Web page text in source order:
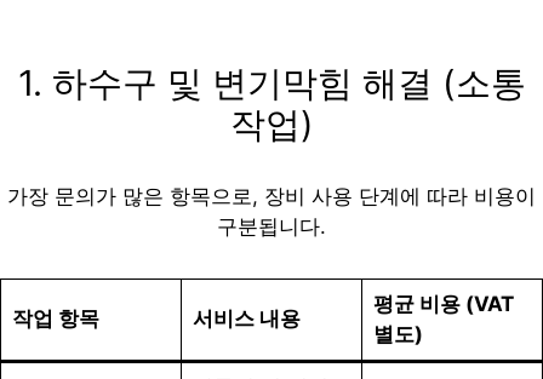
1. 하수구 및 변기막힘 해결 (소통
작업)
가장 문의가 많은 항목으로, 장비 사용 단계에 따라 비용이
구분됩니다.
작업 항목 서비스 내용
평균 비용 (VAT
별도)